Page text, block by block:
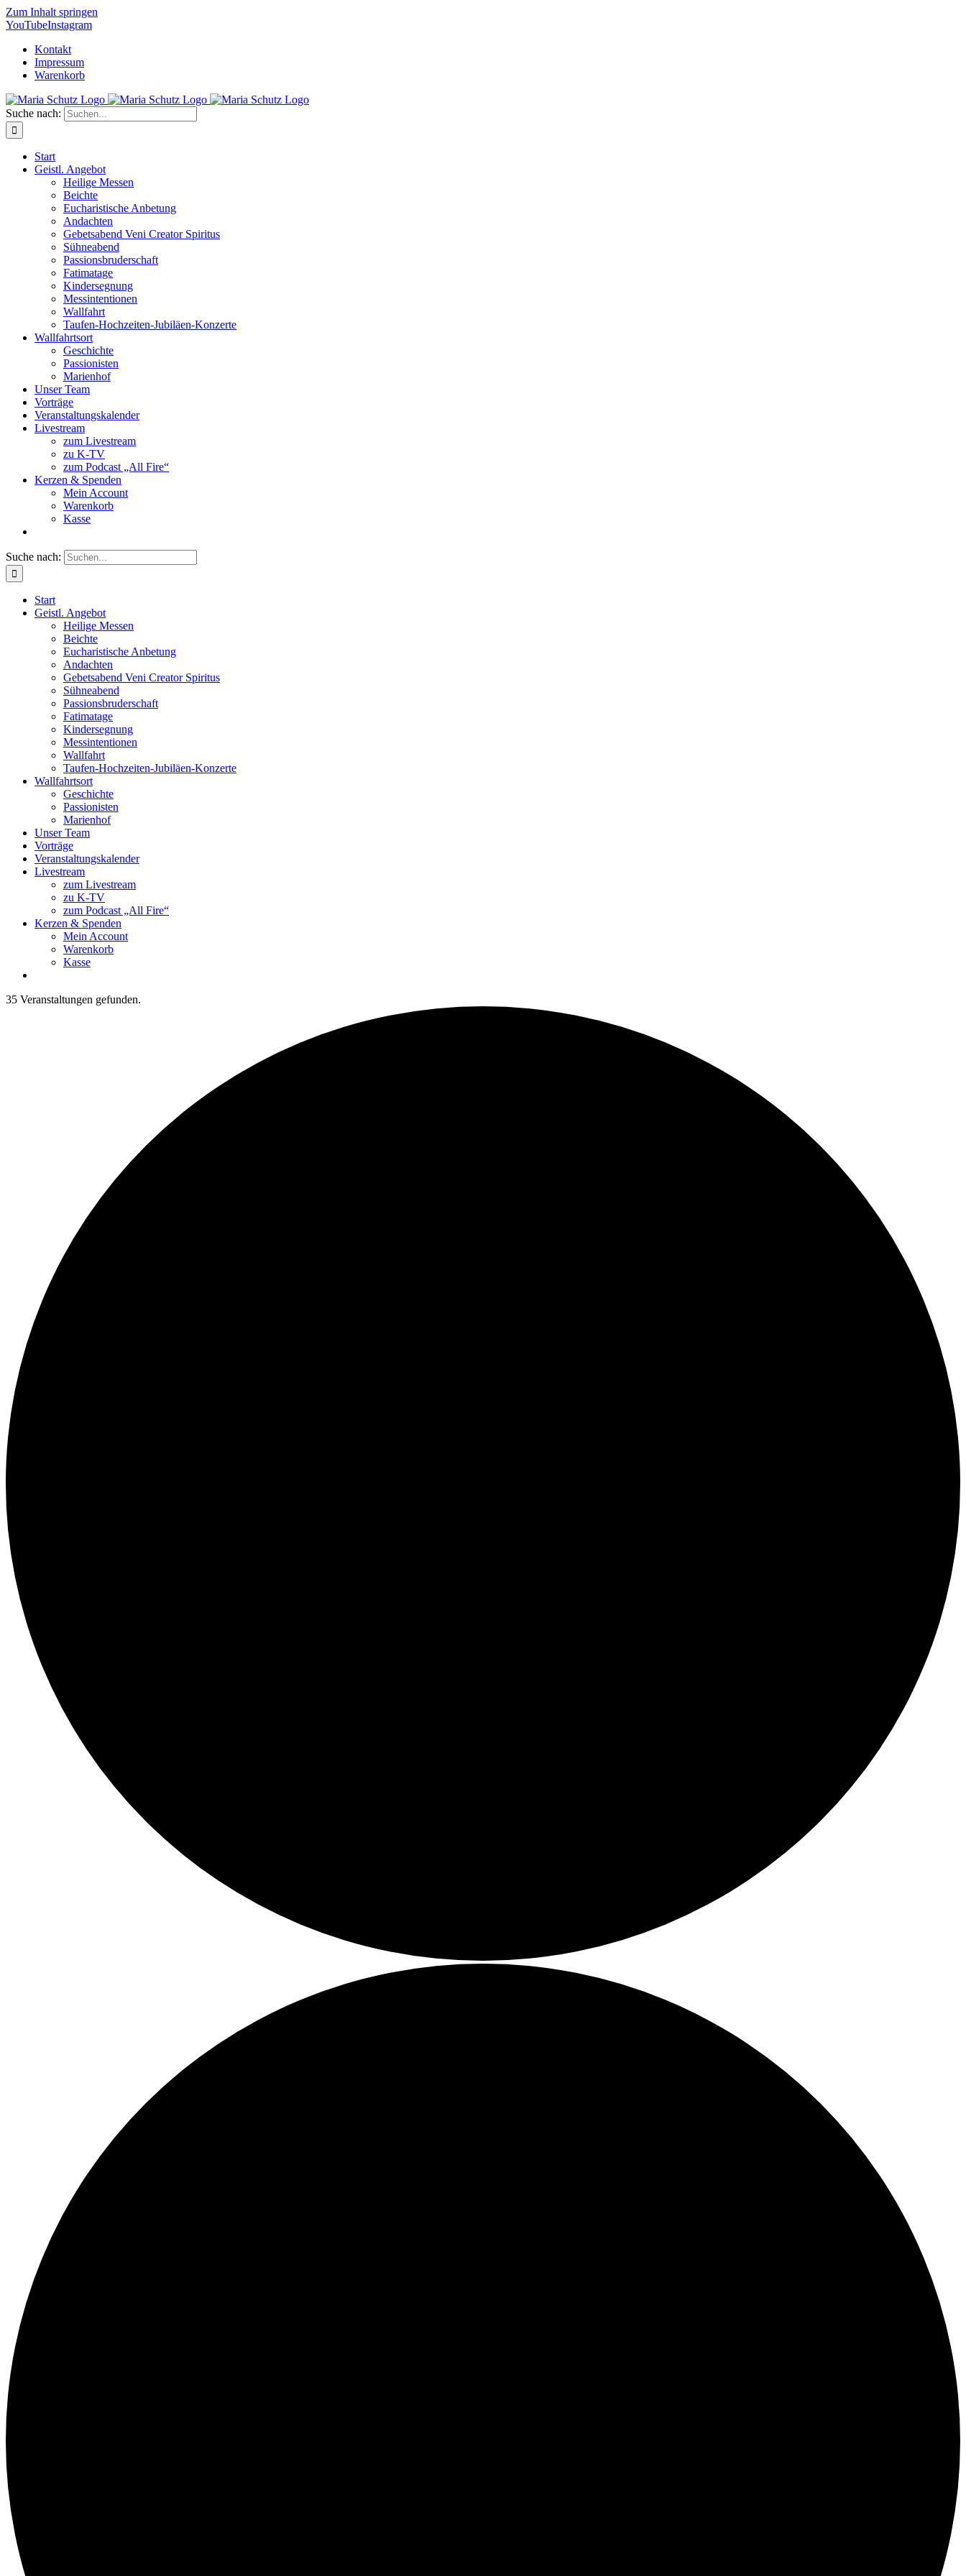
Zum Inhalt springen
YouTubeInstagram
Kontakt
Impressum
Warenkorb
Suche nach:
Start
Geistl. Angebot
Heilige Messen
Beichte
Eucharistische Anbetung
Andachten
Gebetsabend Veni Creator Spiritus
Sühneabend
Passionsbruderschaft
Fatimatage
Kindersegnung
Messintentionen
Wallfahrt
Taufen-Hochzeiten-Jubiläen-Konzerte
Wallfahrtsort
Geschichte
Passionisten
Marienhof
Unser Team
Vorträge
Veranstaltungskalender
Livestream
zum Livestream
zu K-TV
zum Podcast „All Fire“
Kerzen & Spenden
Mein Account
Warenkorb
Kasse
Suche nach:
Start
Geistl. Angebot
Heilige Messen
Beichte
Eucharistische Anbetung
Andachten
Gebetsabend Veni Creator Spiritus
Sühneabend
Passionsbruderschaft
Fatimatage
Kindersegnung
Messintentionen
Wallfahrt
Taufen-Hochzeiten-Jubiläen-Konzerte
Wallfahrtsort
Geschichte
Passionisten
Marienhof
Unser Team
Vorträge
Veranstaltungskalender
Livestream
zum Livestream
zu K-TV
zum Podcast „All Fire“
Kerzen & Spenden
Mein Account
Warenkorb
Kasse
35 Veranstaltungen gefunden.